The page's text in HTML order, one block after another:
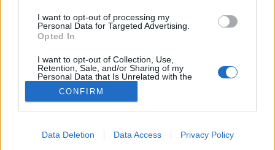
I want to opt-out of processing my
Personal Data for Targeted Advertising.
Opted In
I want to opt-out of Collection, Use,
Retention, Sale, and/or Sharing of my
Personal Data that Is Unrelated with the
Purposes for which it was collected.
Opted Out
CONFIRM
Data Deletion Data Access Privacy Policy
Eddigi eredményeiket az egyetem honlapján
http://www.nottingham.ac.uk) tették közzé a